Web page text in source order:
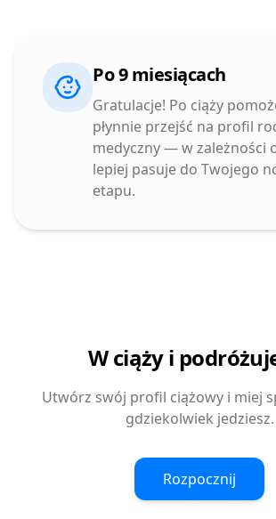
Po 9 miesiącach
Gratulacje! Po ciąży
płynnie przejść na profil
medyczny — w zależności
lepiej pasuje do Twojego
etapu.
W ciąży i
Utwórz swój profil ciążowy i miej
gdziekolwiek jedziesz.
Rozpocznij